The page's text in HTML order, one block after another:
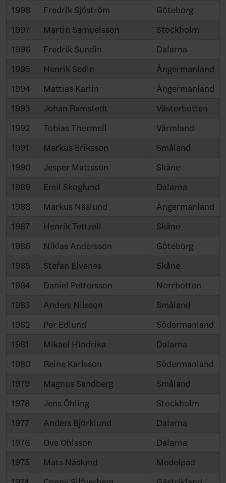
1998
Fredrik Sjöström
Göteborg
1997
Martin Samuelsson
Stockholm
1996
Fredrik Sundin
Dalarna
1995
Henrik Sedin
Ångermanland
1994
Mattias Karlin
Ångermanland
1993
Johan Ramstedt
Västerbotten
1992
Tobias Thermell
Värmland
1991
Markus Eriksson
Småland
1990
Jesper Mattsson
Skåne
1989
Emil Skoglund
Dalarna
1988
Markus Näslund
Ångermanland
1987
Henrik Tettzell
Skåne
1986
Niklas Andersson
Göteborg
1985
Stefan Elvenes
Skåne
1984
Daniel Pettersson
Norrbotten
1983
Anders Nilsson
Småland
1982
Per Edlund
Södermanland
1981
Mikael Hindrika
Dalarna
1980
Reine Karlsson
Södermanland
1979
Magnus Sandberg
Småland
1978
Jens Öhling
Stockholm
1977
Anders Björklund
Dalarna
1976
Ove Ohlsson
Dalarna
1975
Mats Näslund
Medelpad